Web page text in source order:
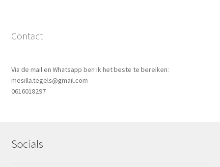
Contact
Via de mail en Whatsapp ben ik het beste te bereiken:
mesilla.tegels@gmail.com
0616018297
Socials